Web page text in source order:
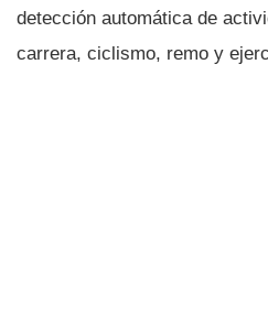
detección automática de
carrera, ciclismo, remo y